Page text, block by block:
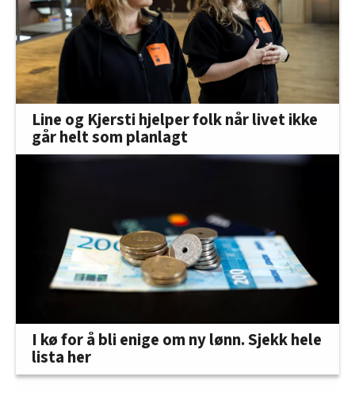
Line og Kjersti hjelper folk når livet ikke
går helt som planlagt
I kø for å bli enige om ny lønn. Sjekk hele
lista her